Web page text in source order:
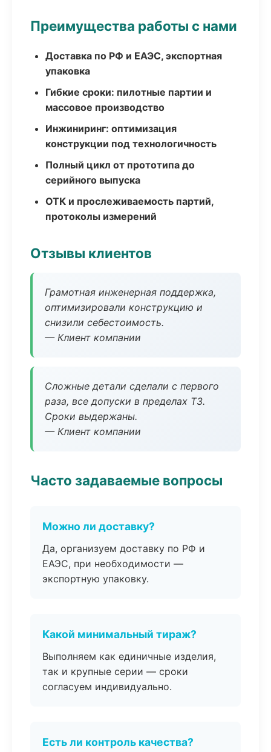
Преимущества работы с нами
Доставка по РФ и ЕАЭС, экспортная
упаковка
Гибкие сроки: пилотные партии и
массовое производство
Инжиниринг: оптимизация
конструкции под технологичность
Полный цикл от прототипа до
серийного выпуска
ОТК и прослеживаемость партий,
протоколы измерений
Отзывы клиентов
Грамотная инженерная поддержка,
оптимизировали конструкцию и
снизили себестоимость.
— Клиент компании
Сложные детали сделали с первого
раза, все допуски в пределах ТЗ.
Сроки выдержаны.
— Клиент компании
Часто задаваемые вопросы
Можно ли доставку?
Да, организуем доставку по РФ и
ЕАЭС, при необходимости —
экспортную упаковку.
Какой минимальный тираж?
Выполняем как единичные изделия,
так и крупные серии — сроки
согласуем индивидуально.
Есть ли контроль качества?